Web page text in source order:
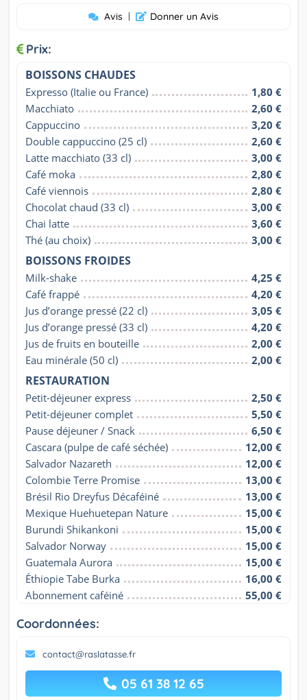
Avis | Donner un Avis
Prix:
BOISSONS CHAUDES
Expresso (Italie ou France)
1,80 €
Macchiato
2,60 €
Cappuccino
3,20 €
Double cappuccino (25 cl)
2,60 €
Latte macchiato (33 cl)
3,00 €
Café moka
2,80 €
Café viennois
2,80 €
Chocolat chaud (33 cl)
3,00 €
Chai latte
3,60 €
Thé (au choix)
3,00 €
BOISSONS FROIDES
Milk-shake
4,25 €
Café frappé
4,20 €
Jus d’orange pressé (22 cl)
3,05 €
Jus d’orange pressé (33 cl)
4,20 €
Jus de fruits en bouteille
2,00 €
Eau minérale (50 cl)
2,00 €
RESTAURATION
Petit-déjeuner express
2,50 €
Petit-déjeuner complet
5,50 €
Pause déjeuner / Snack
6,50 €
Cascara (pulpe de café séchée)
12,00 €
Salvador Nazareth
12,00 €
Colombie Terre Promise
13,00 €
Brésil Rio Dreyfus Décaféiné
13,00 €
Mexique Huehuetepan Nature
15,00 €
Burundi Shikankoni
15,00 €
Salvador Norway
15,00 €
Guatemala Aurora
15,00 €
Éthiopie Tabe Burka
16,00 €
Abonnement caféiné
55,00 €
Coordonnées:
contact@raslatasse.fr
05 61 38 12 65